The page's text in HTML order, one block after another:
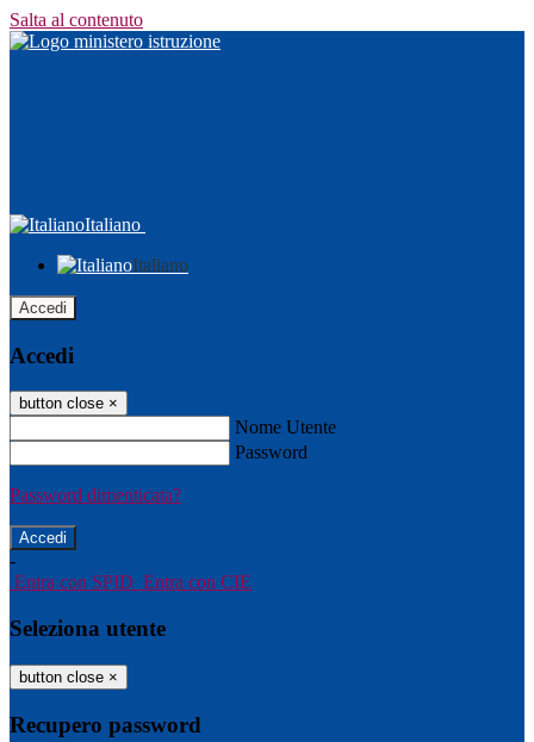
Salta al contenuto
Italiano
Italiano
Accedi
Accedi
button close ×
Nome Utente
Password
Password dimenticata?
-
Entra con SPID Entra con CIE
Seleziona utente
button close ×
Recupero password